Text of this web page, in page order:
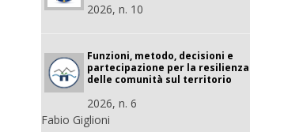
2026, n. 10
Funzioni, metodo, decisioni e
partecipazione per la resilienza
delle comunità sul territorio
2026, n. 6
Fabio Giglioni